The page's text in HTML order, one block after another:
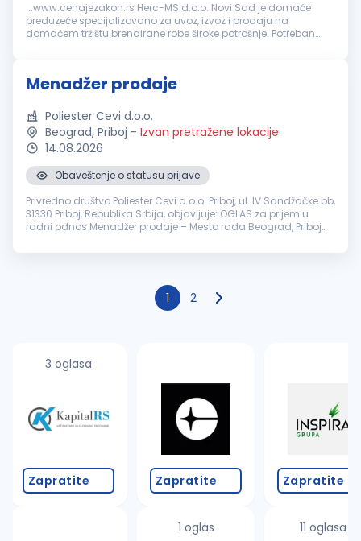
...www.cenajezakon.rs Herc-MS d.o.o. Novi Sad je domaće
preduzeće specijalizovano za uvoz, izvoz i prodaju na
domaćem tržištu brendirane robe široke potrošnje. Potreban
Menadžer prodaje
Poliester Cevi d.o.o.
Beograd, Priboj - Izvan pretražene lokacije
14.08.2026
Obaveštenje o statusu prijave
Privredno društvo Poliester Cevi d.o.o. Priboj, ul. IV Sandžačke bb,
31330 Priboj, Republika Srbija, objavljuje: OGLAS za prijem u
radni odnos Menadžer prodaje – Mesto rada Beograd, Priboj
1 2
3 oglasa
Zapratite Zapratite
1 oglas
Zapratite
11 oglasa